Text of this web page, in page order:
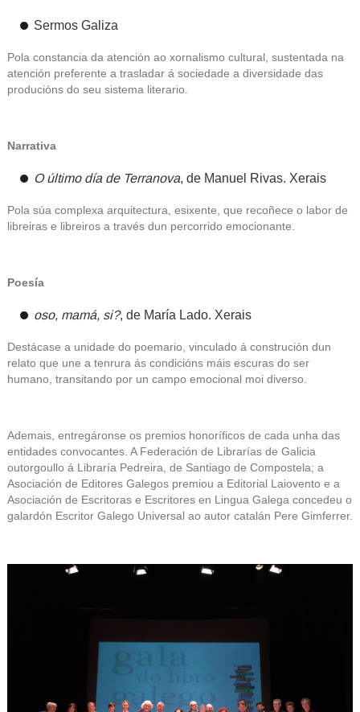
Sermos Galiza
Pola constancia da atención ao xornalismo cultural, sustentada na
atención preferente a trasladar á sociedade a diversidade das
producións do seu sistema literario.
Narrativa
O último día de Terranova, de Manuel Rivas. Xerais
Pola súa complexa arquitectura, esixente, que recoñece o labor de
libreiras e libreiros a través dun percorrido emocionante.
Poesía
oso, mamá, si?, de María Lado. Xerais
Destácase a unidade do poemario, vinculado á construción dun
relato que une a tenrura ás condicións máis escuras do ser
humano, transitando por un campo emocional moi diverso.
Ademais, entregáronse os premios honoríficos de cada unha das
entidades convocantes. A Federación de Librarías de Galicia
outorgoullo á Libraría Pedreira, de Santiago de Compostela; a
Asociación de Editores Galegos premiou a Editorial Laiovento e a
Asociación de Escritoras e Escritores en Lingua Galega concedeu o
galardón Escritor Galego Universal ao autor catalán Pere Gimferrer.